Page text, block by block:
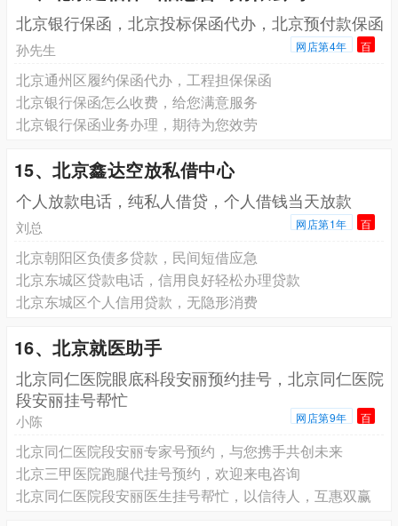
北京银行保函，北京投标保函代办，北京预付款保函
孙先生 网店第4年 百
北京通州区履约保函代办，工程担保保函
北京银行保函怎么收费，给您满意服务
北京银行保函业务办理，期待为您效劳
15、北京鑫达空放私借中心
个人放款电话，纯私人借贷，个人借钱当天放款
刘总 网店第1年 百
北京朝阳区负债多贷款，民间短借应急
北京东城区贷款电话，信用良好轻松办理贷款
北京东城区个人信用贷款，无隐形消费
16、北京就医助手
北京同仁医院眼底科段安丽预约挂号，北京同仁医院
段安丽挂号帮忙
小陈 网店第9年 百
北京同仁医院段安丽专家号预约，与您携手共创未来
北京三甲医院跑腿代挂号预约，欢迎来电咨询
北京同仁医院段安丽医生挂号帮忙，以信待人，互惠双赢